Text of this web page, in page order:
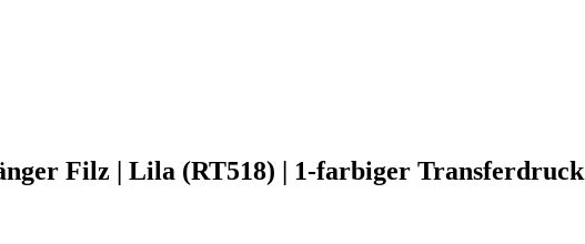
Filz | Lila (RT518) | 1-farbiger Transferdruck